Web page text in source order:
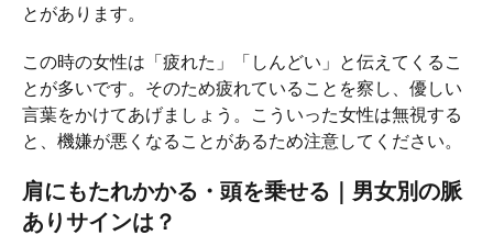
とがあります。
この時の女性は「疲れた」「しんどい」と伝えてくるこ
とが多いです。そのため疲れていることを察し、優しい
言葉をかけてあげましょう。こういった女性は無視する
と、機嫌が悪くなることがあるため注意してください。
肩にもたれかかる・頭を乗せる｜男女別の脈
ありサインは？